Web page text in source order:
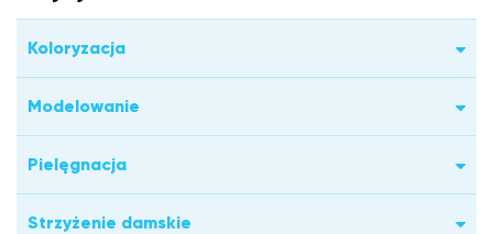
Koloryzacja
Modelowanie
Pielęgnacja
Strzyżenie damskie